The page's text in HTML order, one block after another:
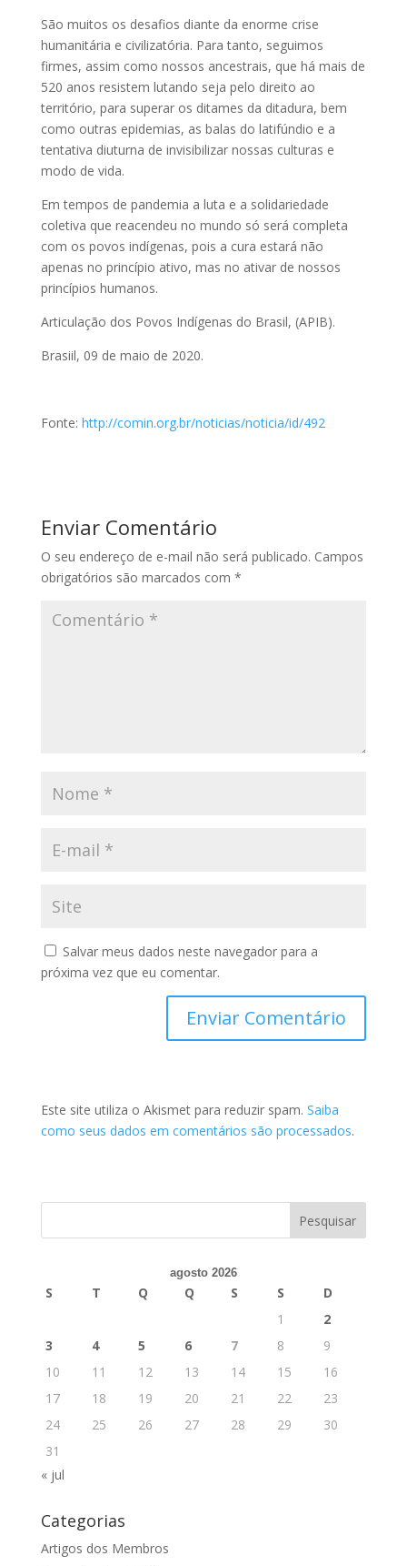
São muitos os desafios diante da enorme crise
humanitária e civilizatória. Para tanto, seguimos
firmes, assim como nossos ancestrais, que há mais de
520 anos resistem lutando seja pelo direito ao
território, para superar os ditames da ditadura, bem
como outras epidemias, as balas do latifúndio e a
tentativa diuturna de invisibilizar nossas culturas e
modo de vida.
Em tempos de pandemia a luta e a solidariedade
coletiva que reacendeu no mundo só será completa
com os povos indígenas, pois a cura estará não
apenas no princípio ativo, mas no ativar de nossos
princípios humanos.
Articulação dos Povos Indígenas do Brasil, (APIB).
Brasiil, 09 de maio de 2020.
Fonte: http://comin.org.br/noticias/noticia/id/492
Enviar Comentário
O seu endereço de e-mail não será publicado. Campos
obrigatórios são marcados com *
Salvar meus dados neste navegador para a
próxima vez que eu comentar.
Este site utiliza o Akismet para reduzir spam. Saiba
como seus dados em comentários são processados.
agosto 2026
S T Q Q S S
D
1
2
3
4 5 6 7 8
9
10
11 12 13 14 15
16
17
18 19 20 21 22
23
24
25 26 27 28 29
30
31
« jul
Categorias
Artigos dos Membros